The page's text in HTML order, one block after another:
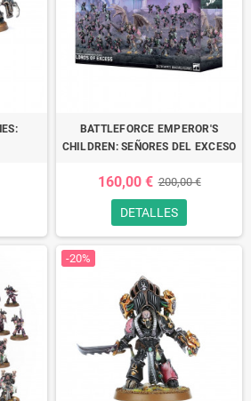
BATTLEFORCE EMPEROR'S
CHILDREN: SEÑORES DEL EXCESO
160,00 € 200,00 €
DETALLES
-20%